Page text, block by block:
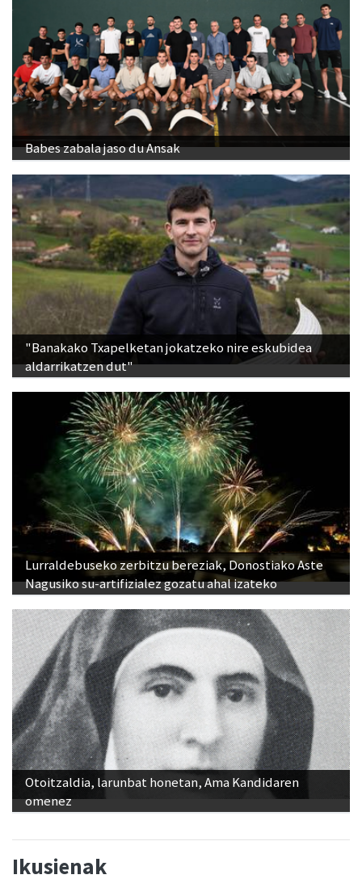
Babes zabala jaso du Ansak
"Banakako Txapelketan jokatzeko nire eskubidea
aldarrikatzen dut"
Lurraldebuseko zerbitzu bereziak, Donostiako Aste
Nagusiko su-artifizialez gozatu ahal izateko
Otoitzaldia, larunbat honetan, Ama Kandidaren
omenez
Ikusienak